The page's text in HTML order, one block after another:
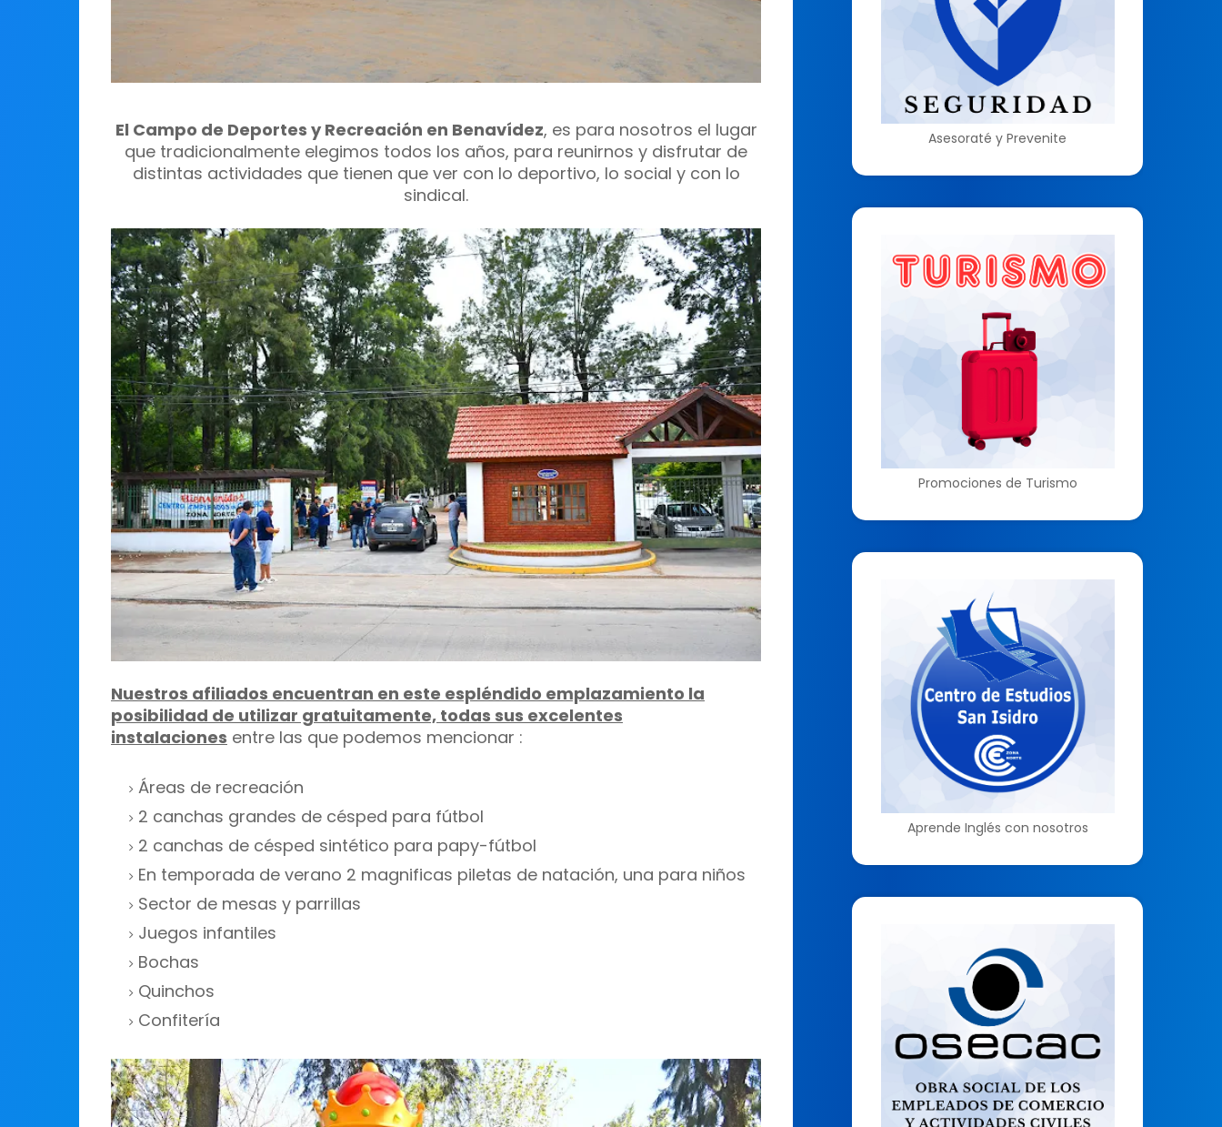
El Campo de Deportes y Recreación en Benavídez, es para nosotros el lugar
que tradicionalmente elegimos todos los años, para reunirnos y disfrutar de
distintas actividades que tienen que ver con lo deportivo, lo social y con lo
sindical.
Nuestros afiliados encuentran en este espléndido emplazamiento la
posibilidad de utilizar gratuitamente, todas sus excelentes
instalaciones entre las que podemos mencionar :
Áreas de recreación
2 canchas grandes de césped para fútbol
2 canchas de césped sintético para papy-fútbol
En temporada de verano 2 magnificas piletas de natación, una para niños
Sector de mesas y parrillas
Juegos infantiles
Bochas
Quinchos
Confitería
Asesoraté y Prevenite
Promociones de Turismo
Aprende Inglés con nosotros